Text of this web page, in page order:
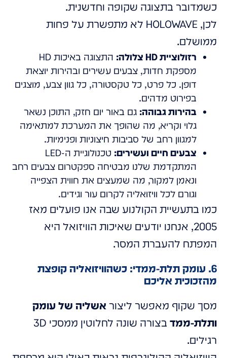
כשמדובר בתצוגה שקופה וחדשנית.
לכן, HOLOWAVE לא מתפשרת על פחות
ממושלם.
רזולוציית HD צלולה:
התצוגה באיכות HD
מספקת חדות, צבעים עשירים ובהירות יוצאת
דופן. כל פרט, כל טקסטורה, כל גוון צבע, מוצגים
בפירוט מדהים.
בהירות גבוהה: גם באור יום חזק, התוכן נשאר
גלוי וקריא, מה שהופך את המערכת למתאימה
למגוון רחב של סביבות חיצוניות ופנימיות.
צבעים חיים ועשירים:
טכנולוגיית ה-LED
המתקדמת שלנו מבטיחה ספקטרום צבעים רחב
ונאמן למקור, מה שמעצים את חווית הצפייה
וגורם לכל וויזואליה לקרום עור וגידים.
כמו בתעשיית הקולנוע שבה אנו פועלים מאז
2005, אנחנו יודעים שאיכות הוויזואל היא
המפתח להעברת המסר.
6. עומק תלת-ממדי: כשהוויזואליה קופצת
מהזכוכית אליכם
מסך שקוף מאפשר ליצוראשליה של עומק
ותלת-ממד
בצורה שונה לחלוטין ממסכי 3D
רגילים.